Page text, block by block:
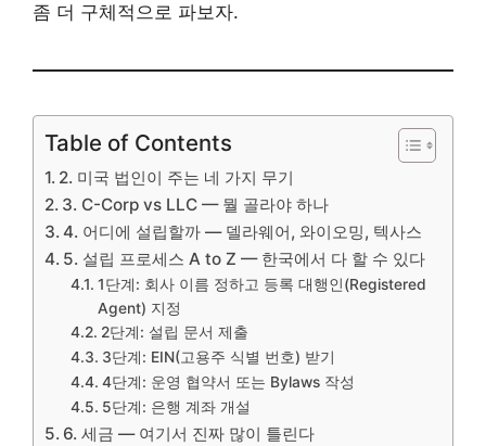
좀 더 구체적으로 파보자.
Table of Contents
2. 미국 법인이 주는 네 가지 무기
3. C-Corp vs LLC — 뭘 골라야 하나
4. 어디에 설립할까 — 델라웨어, 와이오밍, 텍사스
5. 설립 프로세스 A to Z — 한국에서 다 할 수 있다
1단계: 회사 이름 정하고 등록 대행인(Registered
Agent) 지정
2단계: 설립 문서 제출
3단계: EIN(고용주 식별 번호) 받기
4단계: 운영 협약서 또는 Bylaws 작성
5단계: 은행 계좌 개설
6. 세금 — 여기서 진짜 많이 틀린다